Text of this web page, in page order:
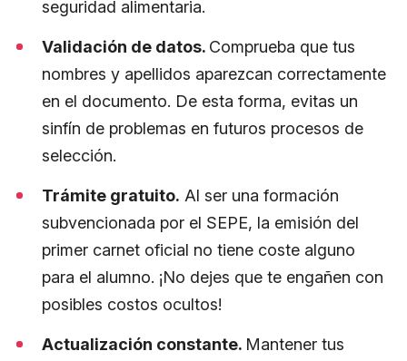
seguridad alimentaria.
Validación de datos. Comprueba que tus
nombres y apellidos aparezcan correctamente
en el documento. De esta forma, evitas un
sinfín de problemas en futuros procesos de
selección.
Trámite gratuito. Al ser una formación
subvencionada por el SEPE, la emisión del
primer carnet oficial no tiene coste alguno
para el alumno. ¡No dejes que te engañen con
posibles costos ocultos!
Actualización constante. Mantener tus